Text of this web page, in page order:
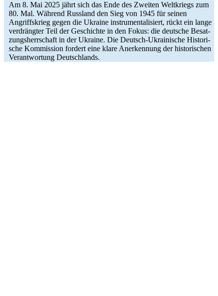
Am 8. Mai 2025 jährt sich das Ende des Zweiten Welt­kriegs zum
80. Mal. Während Russ­land den Sieg von 1945 für seinen
Angriffs­krieg gegen die Ukraine instru­men­ta­li­siert, rückt ein lange
ver­dräng­ter Teil der Geschichte in den Fokus: die deut­sche Besat­
zungs­herr­schaft in der Ukraine. Die Deutsch-Ukrai­­ni­­sche His­to­ri­
sche Kom­mis­sion fordert eine klare Aner­ken­nung der his­to­ri­schen
Ver­ant­wor­tung Deutschlands.